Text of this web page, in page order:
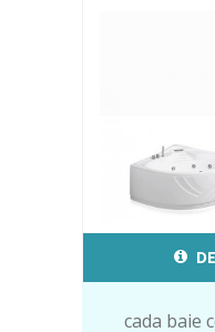
cada baie